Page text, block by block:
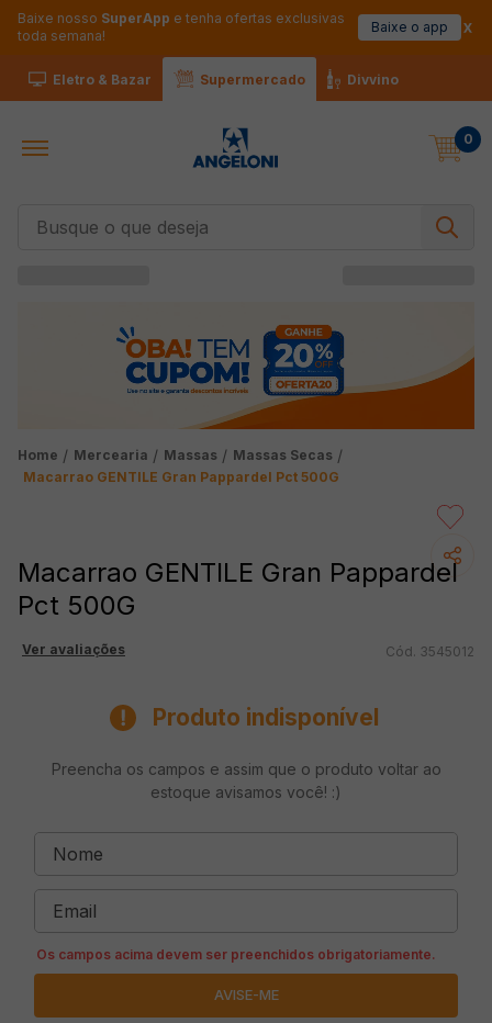
Baixe nosso SuperApp e tenha ofertas exclusivas
toda semana!
Baixe o app
Eletro & Bazar Supermercado Divvino
0
Mercearia Massas
Massas Secas
Macarrao GENTILE Gran Pappardel Pct 500G
Macarrao GENTILE Gran Pappardel
Pct 500G
Ver avaliações 3545012
Produto indisponível
Preencha os campos e assim que o produto voltar ao
estoque avisamos você! :)